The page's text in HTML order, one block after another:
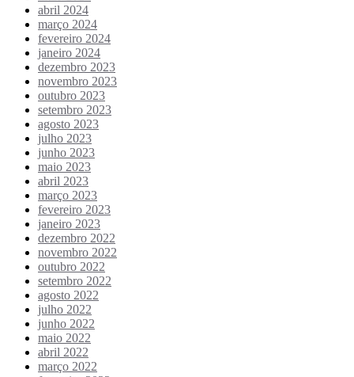
abril 2024
março 2024
fevereiro 2024
janeiro 2024
dezembro 2023
novembro 2023
outubro 2023
setembro 2023
agosto 2023
julho 2023
junho 2023
maio 2023
abril 2023
março 2023
fevereiro 2023
janeiro 2023
dezembro 2022
novembro 2022
outubro 2022
setembro 2022
agosto 2022
julho 2022
junho 2022
maio 2022
abril 2022
março 2022